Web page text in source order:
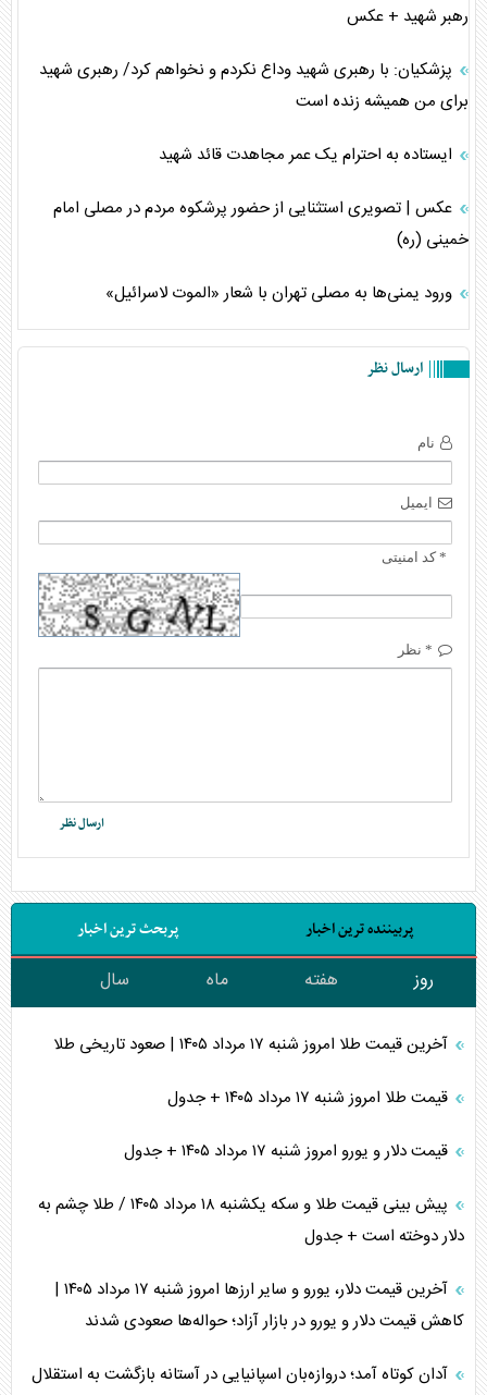
رهبر شهید + عکس
پزشکیان: با رهبری شهید وداع نکردم و نخواهم کرد/ رهبری شهید
برای من همیشه زنده است
ایستاده به احترام یک عمر مجاهدت قائد شهید
عکس | تصویری استثنایی از حضور پرشکوه مردم در مصلی امام
خمینی (ره)
ورود یمنی‌ها به مصلی تهران با شعار «الموت لاسرائیل»
ارسال نظر
نام
ایمیل
* کد امنیتی
* نظر
پربیننده ترین اخبار پربحث ترین اخبار
روز هفته ماه سال
آخرین قیمت طلا امروز شنبه ۱۷ مرداد ۱۴۰۵ | صعود تاریخی طلا
قیمت طلا امروز شنبه ۱۷ مرداد ۱۴۰۵ + جدول
قیمت دلار و یورو امروز شنبه ۱۷ مرداد ۱۴۰۵ + جدول
پیش بینی قیمت طلا و سکه یکشنبه ۱۸ مرداد ۱۴۰۵ / طلا چشم به
دلار دوخته است + جدول
آخرین قیمت دلار، یورو و سایر ارز‌ها امروز شنبه ۱۷ مرداد ۱۴۰۵ |
کاهش قیمت دلار و یورو در بازار آزاد؛ حواله‌ها صعودی شدند
آدان کوتاه آمد؛ دروازه‌بان اسپانیایی در آستانه بازگشت به استقلال